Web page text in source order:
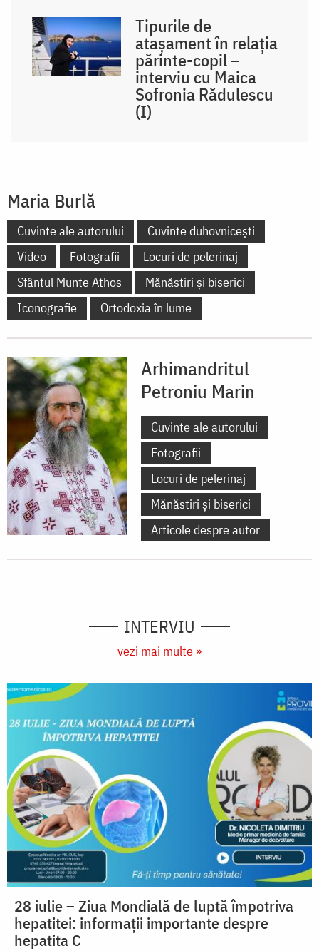
Tipurile de
atașament în relația
părinte-copil –
interviu cu Maica
Sofronia Rădulescu
(I)
Maria Burlă
Cuvinte ale autorului
Cuvinte duhovnicești
Video
Fotografii
Locuri de pelerinaj
Sfântul Munte Athos
Mănăstiri și biserici
Iconografie
Ortodoxia în lume
Arhimandritul
Petroniu Marin
Cuvinte ale autorului
Fotografii
Locuri de pelerinaj
Mănăstiri și biserici
Articole despre autor
INTERVIU
vezi mai multe »
28 iulie – Ziua Mondială de luptă împotriva
hepatitei: informații importante despre
hepatita C